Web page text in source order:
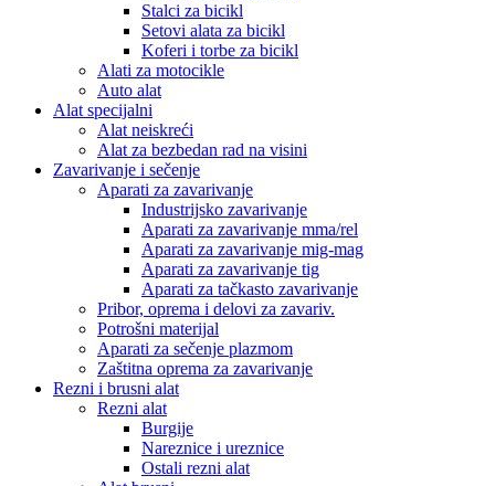
Stalci za bicikl
Setovi alata za bicikl
Koferi i torbe za bicikl
Alati za motocikle
Auto alat
Alat specijalni
Alat neiskreći
Alat za bezbedan rad na visini
Zavarivanje i sečenje
Aparati za zavarivanje
Industrijsko zavarivanje
Aparati za zavarivanje mma/rel
Aparati za zavarivanje mig-mag
Aparati za zavarivanje tig
Aparati za tačkasto zavarivanje
Pribor, oprema i delovi za zavariv.
Potrošni materijal
Aparati za sečenje plazmom
Zaštitna oprema za zavarivanje
Rezni i brusni alat
Rezni alat
Burgije
Nareznice i ureznice
Ostali rezni alat